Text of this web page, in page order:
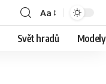
Aa
Svět hradů